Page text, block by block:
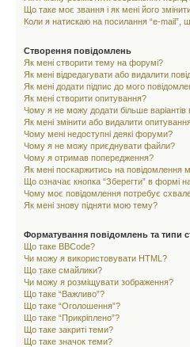
Що таке моє звання і як мені його
Коли я натискаю на посилання “e-mail”,
Створення повідомлень
Як мені створити тему на форумі?
Як мені відредагувати або видалити
Як мені додати підпис до мого
Як мені створити опитування?
Чому я не можу додати більше варіантів
Як мені змінити або видалити
Чому мені недоступні деякі форуми?
Чому я не можу приєднувати файли?
Чому я отримав попередження?
Як мені поскаржитись на повідомлення
Що означає кнопка “Зберегти” в формі
Чому моє повідомлення потребує
Як мені знову підняти мою тему?
Форматування повідомлень та типи
Що таке BBCode?
Чи можу я використовувати HTML?
Що таке смайлики?
Чи можу я розміщувати зображення?
Що таке “Важливо”?
Що таке “Оголошення”?
Що таке “Прикріплено”?
Що таке закриті теми?
Що таке значок теми?